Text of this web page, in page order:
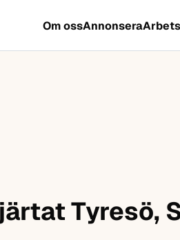
Om ossAnnonsera
Tyresö,